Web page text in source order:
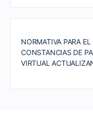
NORMATIVA PARA
CONSTANCIAS DE
VIRTUAL